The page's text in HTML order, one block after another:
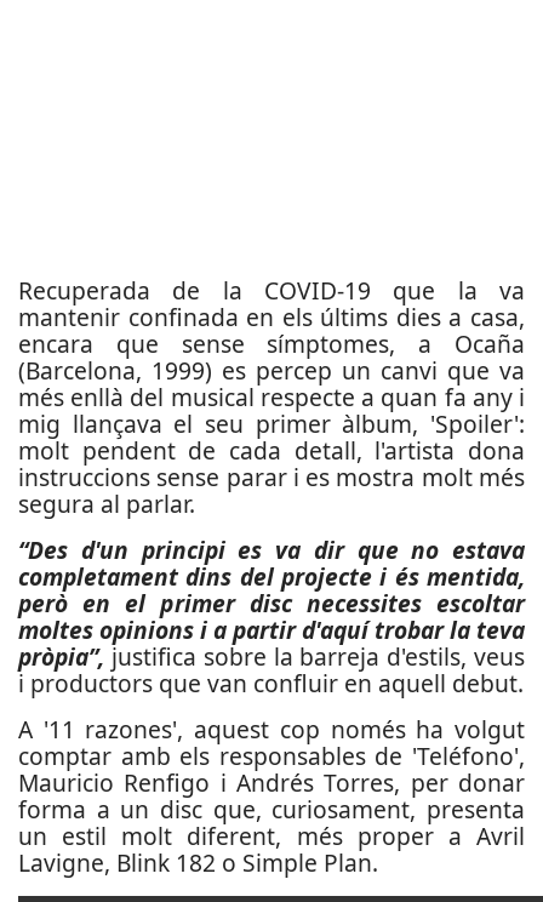
Recuperada de la COVID-19 que la va
mantenir confinada en els últims dies a casa,
encara que sense símptomes, a Ocaña
(Barcelona, 1999) es percep un canvi que va
més enllà del musical respecte a quan fa any i
mig llançava el seu primer àlbum, 'Spoiler':
molt pendent de cada detall, l'artista dona
instruccions sense parar i es mostra molt més
segura al parlar.
“Des d'un principi es va dir que no estava
completament dins del projecte i és mentida,
però en el primer disc necessites escoltar
moltes opinions i a partir d'aquí trobar la teva
pròpia”, justifica sobre la barreja d'estils, veus
i productors que van confluir en aquell debut.
A '11 razones', aquest cop només ha volgut
comptar amb els responsables de 'Teléfono',
Mauricio Renfigo i Andrés Torres, per donar
forma a un disc que, curiosament, presenta
un estil molt diferent, més proper a Avril
Lavigne, Blink 182 o Simple Plan.